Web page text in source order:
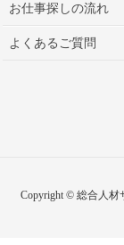
お仕事探しの流れ
よくあるご質問
Copyright © 総合人材